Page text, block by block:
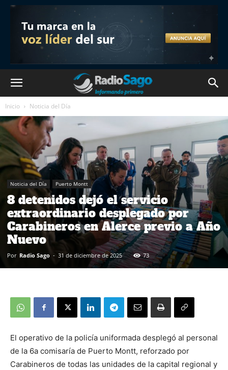
Inicio Noticia del Día
Noticia del Día Puerto Montt
8 detenidos dejó el servicio
extraordinario desplegado por
Carabineros en Alerce previo a Año
Nuevo
Por Radio Sago - 31 de diciembre de 2025 73
El operativo de la policía uniformada desplegó al personal
de la 6a comisaría de Puerto Montt, reforzado por
Carabineros de todas las unidades de la capital regional y